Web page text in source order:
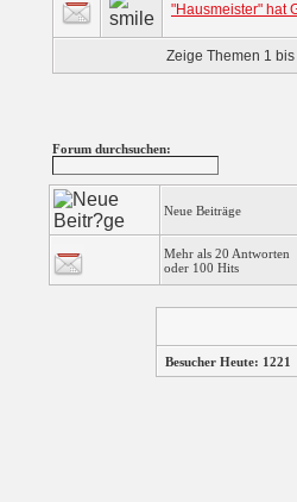
"Hausmeister" hat
Zeige Themen 1
Forum durchsuchen:
Neue Beiträge
Mehr als 20 Antworten
oder 100 Hits
Besucher Heute: 1221